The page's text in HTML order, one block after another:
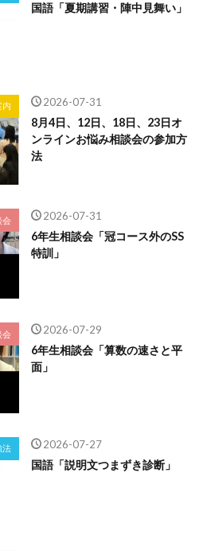
国語「夏期講習・陣中見舞い」
内 2026-07-31
8月4日、12日、18日、23日オ
ンラインお悩み相談会の参加方
法
会 2026-07-31
6年生相談会「冠コース外のSS
特訓」
会 2026-07-29
6年生相談会「算数の速さと平
面」
法 2026-07-27
国語「説明文つまずき診断」